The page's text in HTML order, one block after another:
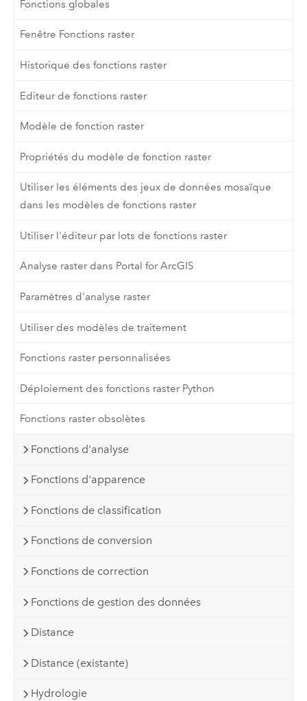
Fonctions globales
Fenêtre Fonctions raster
Historique des fonctions raster
Editeur de fonctions raster
Modèle de fonction raster
Propriétés du modèle de fonction raster
Utiliser les éléments des jeux de données mosaïque
dans les modèles de fonctions raster
Utiliser l'éditeur par lots de fonctions raster
Analyse raster dans Portal for ArcGIS
Paramètres d'analyse raster
Utiliser des modèles de traitement
Fonctions raster personnalisées
Déploiement des fonctions raster Python
Fonctions raster obsolètes
Fonctions d'analyse
Fonctions d'apparence
Fonctions de classification
Fonctions de conversion
Fonctions de correction
Fonctions de gestion des données
Distance
Distance (existante)
Hydrologie